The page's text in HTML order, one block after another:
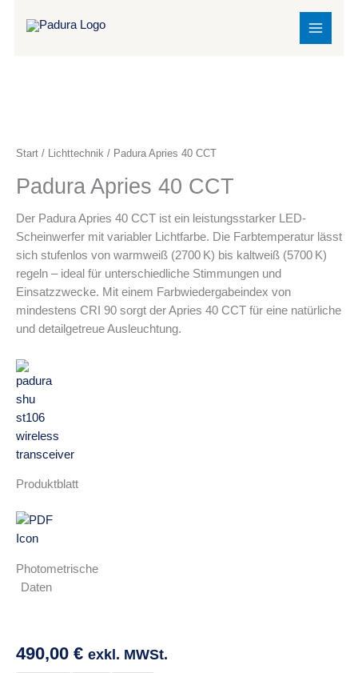
MAIN
MENU
Start / Lichttechnik / Padura Apries 40 CCT
Padura Apries 40 CCT
Der Padura Apries 40 CCT ist ein leistungsstarker LED-
Scheinwerfer mit variabler Lichtfarbe. Die Farbtemperatur lässt
sich stufenlos von warmweiß (2700 K) bis kaltweiß (5700 K)
regeln – ideal für unterschiedliche Stimmungen und
Einsatzzwecke. Mit einem Farbwiedergabeindex von
mindestens CRI 90 sorgt der Apries 40 CCT für eine natürliche
und detailgetreue Ausleuchtung.
Produktblatt
Photometrische
Daten
490,00 € exkl. MWSt.
40
Menge